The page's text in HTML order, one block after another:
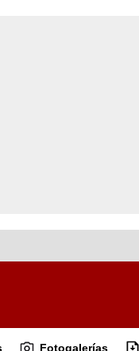
Fotogalerías